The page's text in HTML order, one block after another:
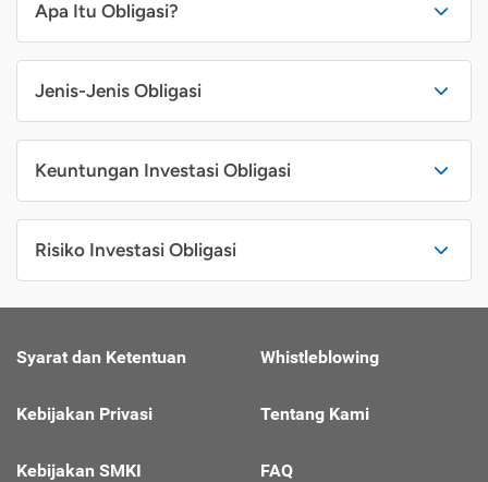
Apa Itu Obligasi?
Jenis-Jenis Obligasi
Keuntungan Investasi Obligasi
Risiko Investasi Obligasi
Syarat dan Ketentuan
Kebijakan Privasi
Kebijakan SMKI
Whistleblowing
Tentang Kami
FAQ